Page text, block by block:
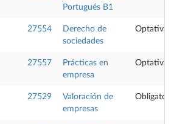
Portugués B1
27554
Derecho de
sociedades
Optativa
27557
Prácticas en
empresa
Optativa
27529
Valoración de
empresas